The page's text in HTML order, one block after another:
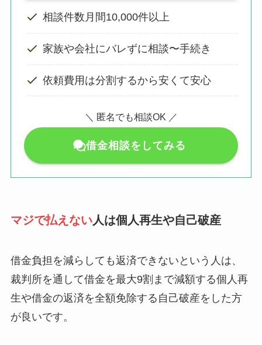
相談件数月間10,000件以上
家族や会社にバレずに相談〜手続き
依頼費用は分割するから安くて安心
＼ 匿名でも相談OK ／
借金相談をしてみる
マジで払えない人は個人再生や自己破産
借金負担を減らしても返済できないという人は、
裁判所を通して借金を最大9割まで減額する個人再
生や借金の返済を全額免除する自己破産をした方
が良いです。